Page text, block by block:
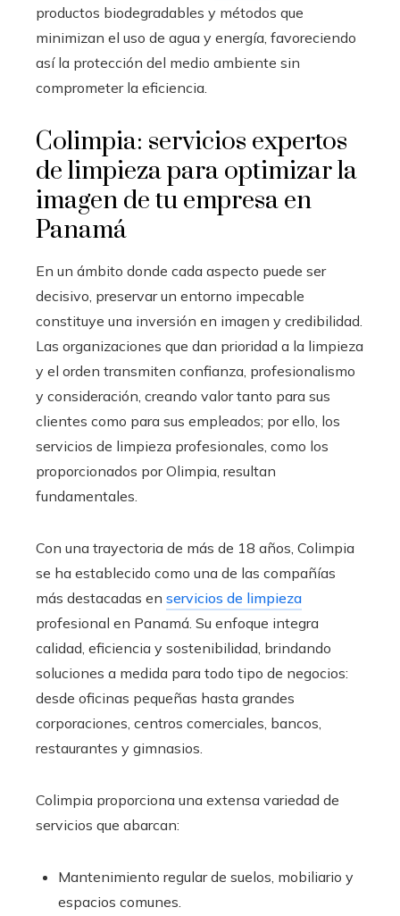
productos biodegradables y métodos que
minimizan el uso de agua y energía, favoreciendo
así la protección del medio ambiente sin
comprometer la eficiencia.
Colimpia: servicios expertos
de limpieza para optimizar la
imagen de tu empresa en
Panamá
En un ámbito donde cada aspecto puede ser
decisivo, preservar un entorno impecable
constituye una inversión en imagen y credibilidad.
Las organizaciones que dan prioridad a la limpieza
y el orden transmiten confianza, profesionalismo
y consideración, creando valor tanto para sus
clientes como para sus empleados; por ello, los
servicios de limpieza profesionales, como los
proporcionados por Olimpia, resultan
fundamentales.
Con una trayectoria de más de 18 años, Colimpia
se ha establecido como una de las compañías
más destacadas en servicios de limpieza
profesional en Panamá. Su enfoque integra
calidad, eficiencia y sostenibilidad, brindando
soluciones a medida para todo tipo de negocios:
desde oficinas pequeñas hasta grandes
corporaciones, centros comerciales, bancos,
restaurantes y gimnasios.
Colimpia proporciona una extensa variedad de
servicios que abarcan:
Mantenimiento regular de suelos, mobiliario y
espacios comunes.